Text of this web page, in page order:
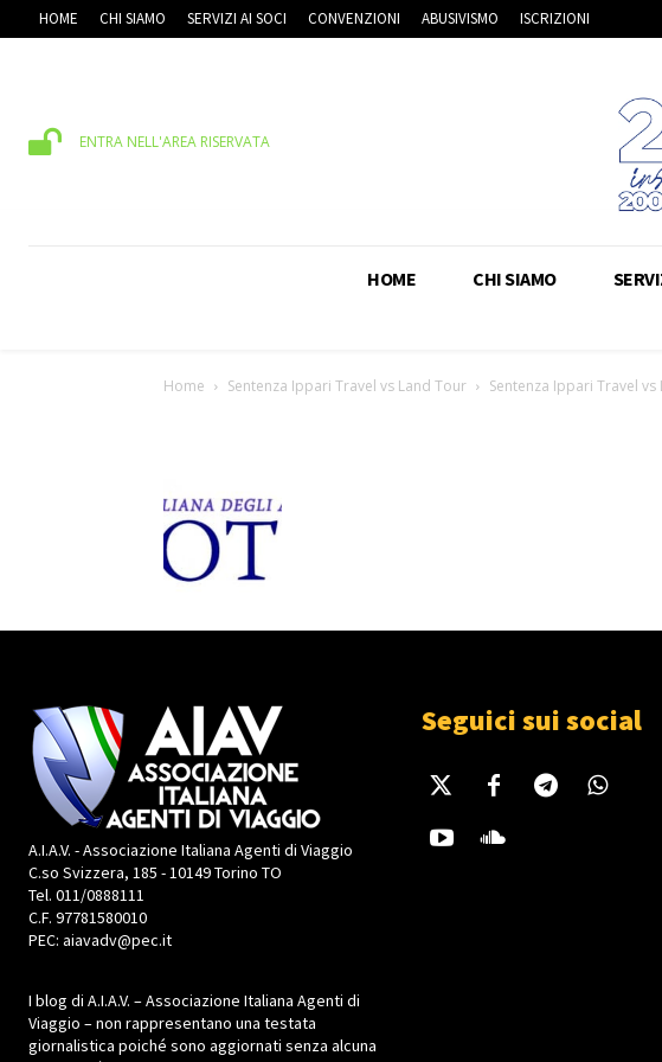
HOME CHI SIAMO SERVIZI AI SOCI CONVENZIONI ABUSIVISMO ISCRIZIONI
ENTRA NELL'AREA RISERVATA
HOME CHI SIAMO
Home Sentenza Ippari Travel vs Land Tour Sentenza Ippari Travel vs
A.I.A.V. - Associazione Italiana Agenti di Viaggio
C.so Svizzera, 185 - 10149 Torino TO
Tel. 011/0888111
C.F. 97781580010
PEC: aiavadv@pec.it
I blog di A.I.A.V. – Associazione Italiana Agenti di
Viaggio – non rappresentano una testata
giornalistica poiché sono aggiornati senza alcuna
Seguici sui social